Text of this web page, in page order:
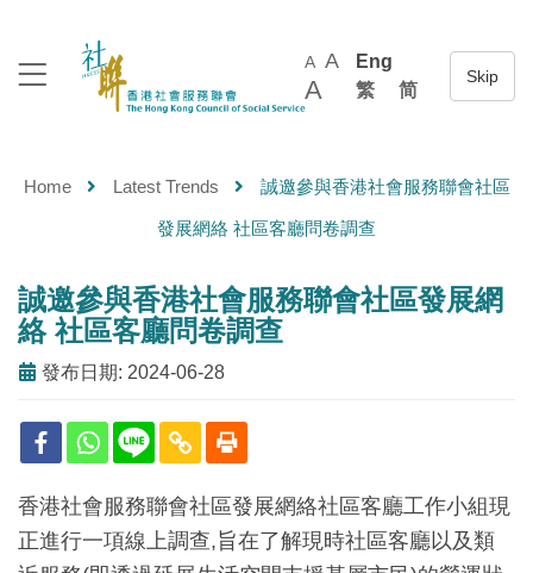
A A
A
Eng
繁
简
Home Latest Trends 誠邀參與香港社會服務聯會社區
發展網絡 社區客廳問卷調查
誠邀參與香港社會服務聯會社區發展網
絡 社區客廳問卷調查
發布日期: 2024-06-28
香港社會服務聯會社區發展網絡社區客廳工作小組現
正進行一項線上調查,旨在了解現時社區客廳以及類